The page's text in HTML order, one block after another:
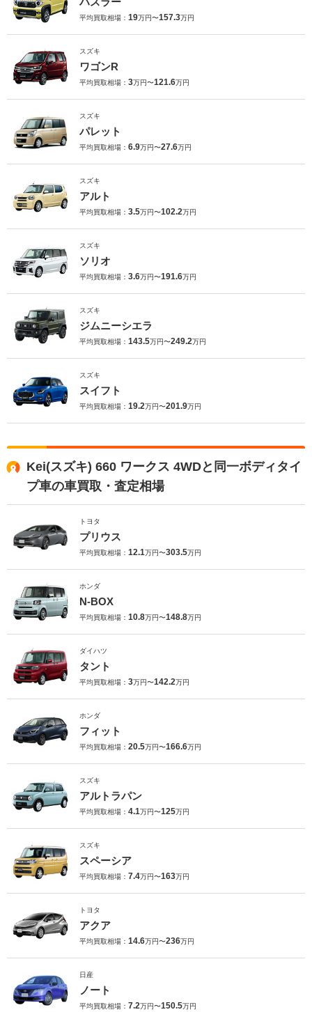
平均買取相場： 19万円〜157.3万円
スズキ
ワゴンR
平均買取相場： 3万円〜121.6万円
スズキ
パレット
平均買取相場： 6.9万円〜27.6万円
スズキ
アルト
平均買取相場： 3.5万円〜102.2万円
スズキ
ソリオ
平均買取相場： 3.6万円〜191.6万円
スズキ
ジムニーシエラ
平均買取相場： 143.5万円〜249.2万円
スズキ
スイフト
平均買取相場： 19.2万円〜201.9万円
Kei(スズキ) 660 ワークス 4WDと同一ボディタイ
プ車の車買取・査定相場
トヨタ
プリウス
平均買取相場： 12.1万円〜303.5万円
ホンダ
N-BOX
平均買取相場： 10.8万円〜148.8万円
ダイハツ
タント
平均買取相場： 3万円〜142.2万円
ホンダ
フィット
平均買取相場： 20.5万円〜166.6万円
スズキ
アルトラパン
平均買取相場： 4.1万円〜125万円
スズキ
スペーシア
平均買取相場： 7.4万円〜163万円
トヨタ
アクア
平均買取相場： 14.6万円〜236万円
日産
ノート
平均買取相場： 7.2万円〜150.5万円